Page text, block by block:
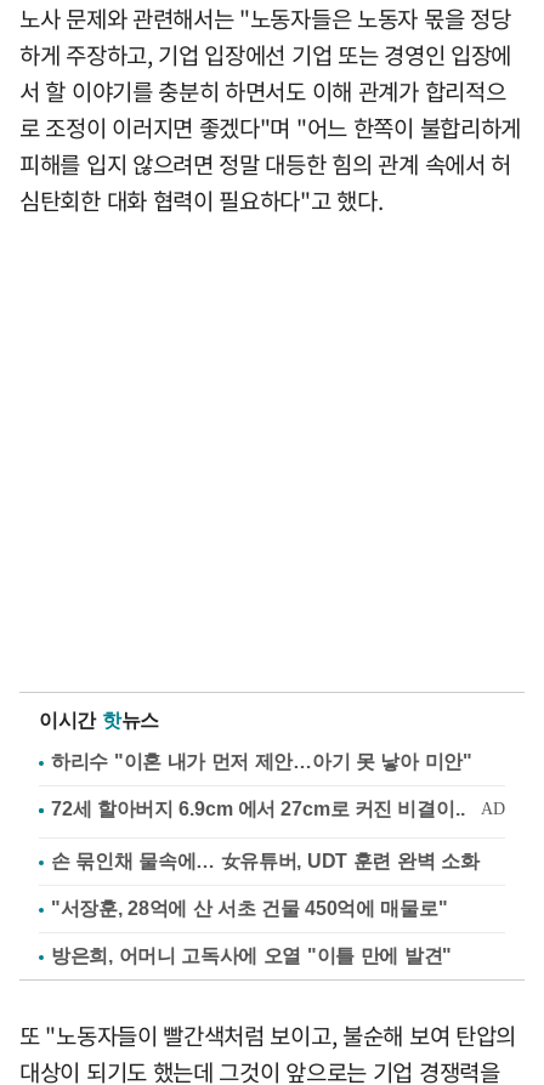
노사 문제와 관련해서는 "노동자들은 노동자 몫을 정당
하게 주장하고, 기업 입장에선 기업 또는 경영인 입장에
서 할 이야기를 충분히 하면서도 이해 관계가 합리적으
로 조정이 이러지면 좋겠다"며 "어느 한쪽이 불합리하게
피해를 입지 않으려면 정말 대등한 힘의 관계 속에서 허
심탄회한 대화 협력이 필요하다"고 했다.
이시간 핫뉴스
하리수 "이혼 내가 먼저 제안…아기 못 낳아 미안"
손 묶인채 물속에… 女유튜버, UDT 훈련 완벽 소화
"서장훈, 28억에 산 서초 건물 450억에 매물로"
방은희, 어머니 고독사에 오열 "이틀 만에 발견"
또 "노동자들이 빨간색처럼 보이고, 불순해 보여 탄압의
대상이 되기도 했는데 그것이 앞으로는 기업 경쟁력을